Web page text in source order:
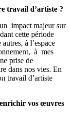
travail d’artiste ?
impact majeur sur
cette période
à l’espace
à mes
prise de
dans nos vies. En
travail d’artiste
vos œuvres